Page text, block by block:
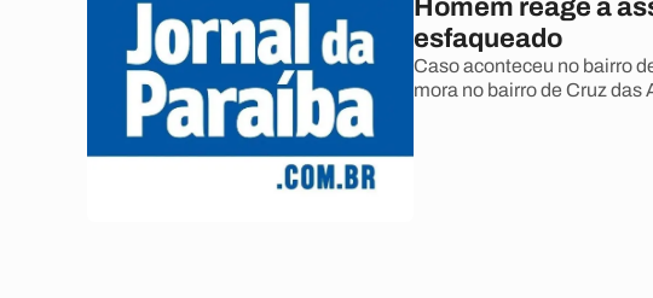
Homem reage a
esfaqueado
Caso aconteceu no bairro
mora no bairro de Cruz das